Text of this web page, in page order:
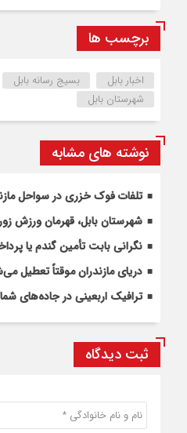
برچسب ها
اخبار بابل بسیج رسانه بابل
شهرستان بابل
نوشته های مشابه
تلفات فوک خزری در سواحل
شهرستان بابل، قهرمان ورزش
نگرانی بابت تأمین گندم یا
دریای مازندران موقتاً تعطیل
ترافیک اربعینی در جاده‌های
ثبت دیدگاه